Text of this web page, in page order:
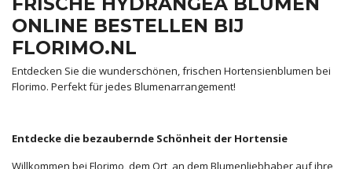
ONLINE BESTELLEN BIJ
FLORIMO.NL
Entdecken Sie die wunderschönen, frischen Hortensienblumen bei
Florimo. Perfekt für jedes Blumenarrangement!
Entdecke die bezaubernde Schönheit der Hortensie
Willkommen bei Florimo, dem Ort, an dem Blumenliebhaber auf ihre